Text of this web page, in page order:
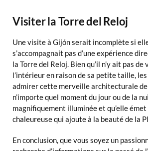
Visiter la Torre del Reloj
Une visite à Gijón serait incomplète si
s’accompagnait pas d’une expérience
la Torre del Reloj. Bien qu’il n’y ait pas
l’intérieur en raison de sa petite taille,
admirer cette merveille architecturale de
n’importe quel moment du jour ou de la
magnifiquement illuminée et qu’elle
chaleureuse qui ajoute à la beauté de la
En conclusion, que vous soyez un